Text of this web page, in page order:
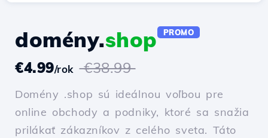
domény.shop PROMO
€4.99/rok €38.99
Domény .shop sú ideálnou voľbou pre
online obchody a podniky, ktoré sa snažia
prilákať zákazníkov z celého sveta. Táto